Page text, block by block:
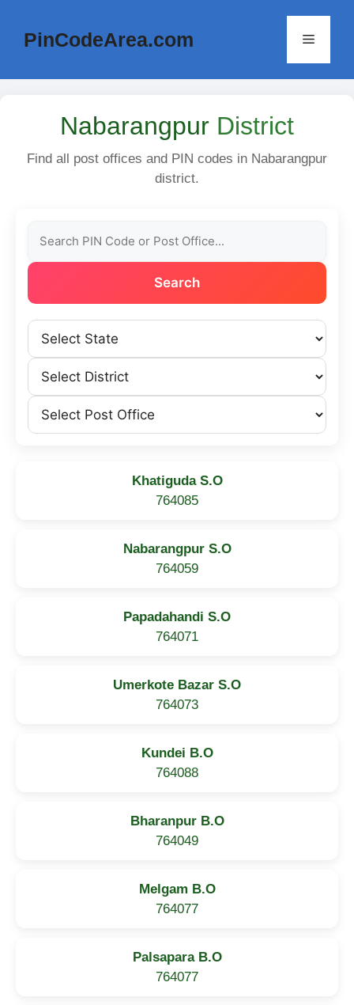
contentPinCodeArea.com Menu
Nabarangpur District
Find all post offices and PIN codes in Nabarangpur
district.
Search
Khatiguda S.O
764085
Nabarangpur S.O
764059
Papadahandi S.O
764071
Umerkote Bazar S.O
764073
Kundei B.O
764088
Bharanpur B.O
764049
Melgam B.O
764077
Palsapara B.O
764077